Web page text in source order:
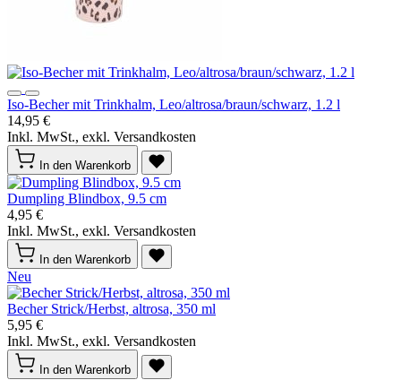
Iso-Becher mit Trinkhalm, Leo/altrosa/braun/schwarz, 1.2 l
14,95 €
Inkl. MwSt., exkl. Versandkosten
In den Warenkorb
Dumpling Blindbox, 9.5 cm
4,95 €
Inkl. MwSt., exkl. Versandkosten
In den Warenkorb
Neu
Becher Strick/Herbst, altrosa, 350 ml
5,95 €
Inkl. MwSt., exkl. Versandkosten
In den Warenkorb